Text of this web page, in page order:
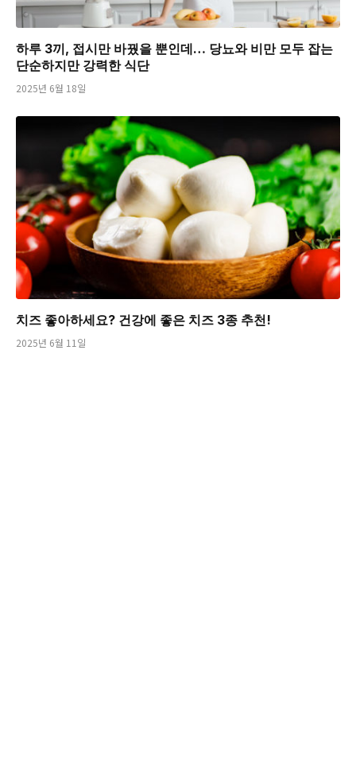
하루 3끼, 접시만 바꿨을 뿐인데… 당뇨와 비만 모두 잡는
단순하지만 강력한 식단
2025년 6월 18일
치즈 좋아하세요? 건강에 좋은 치즈 3종 추천!
2025년 6월 11일